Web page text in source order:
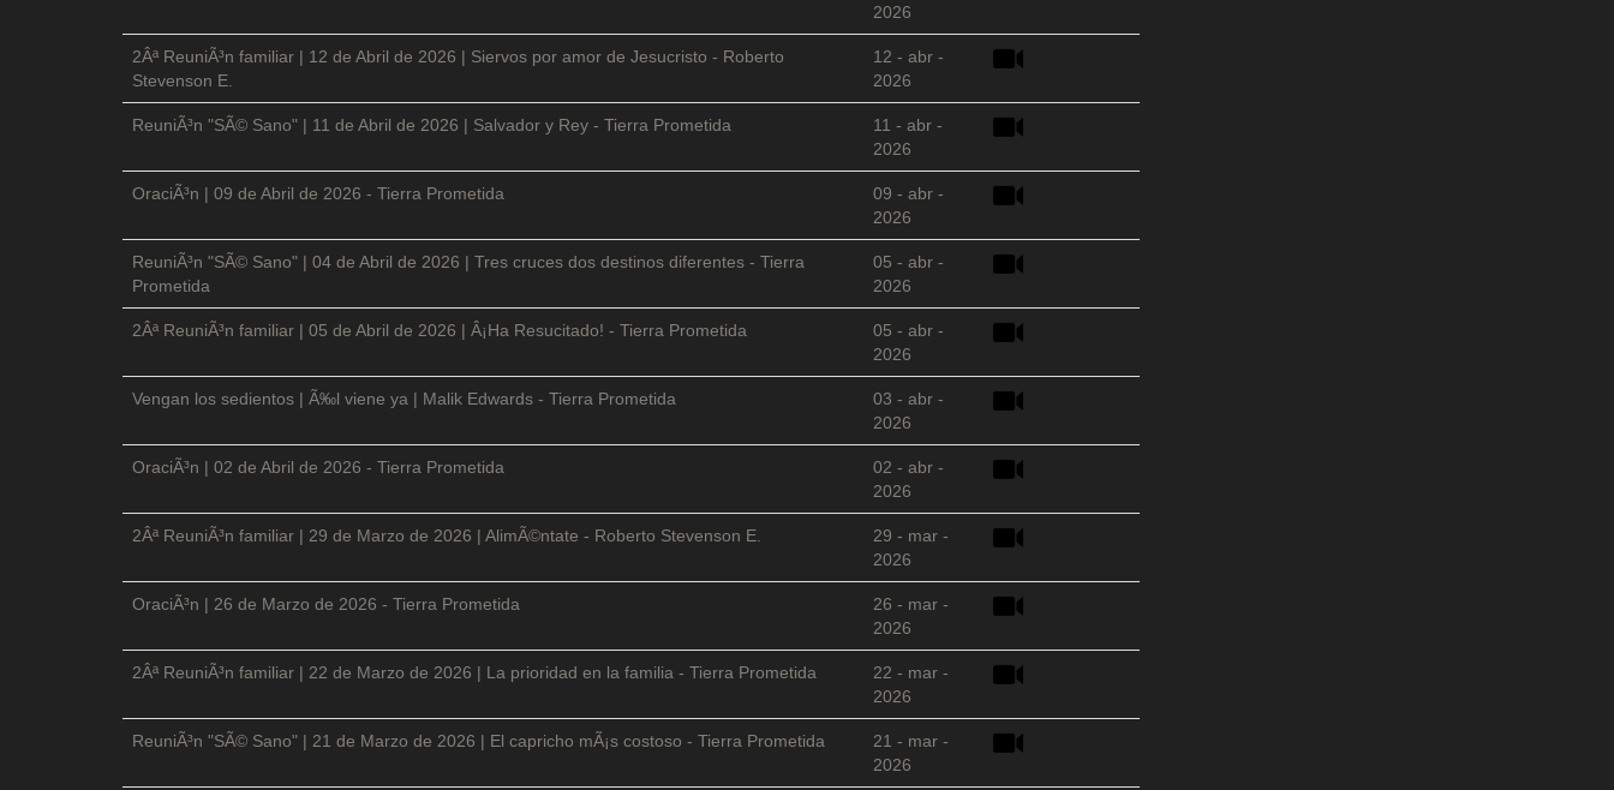
2026
2Âª ReuniÃ³n familiar | 12 de Abril de 2026 | Siervos por amor de Jesucristo - Roberto
Stevenson E.
12 - abr -
2026
ReuniÃ³n "SÃ© Sano" | 11 de Abril de 2026 | Salvador y Rey - Tierra Prometida
11 - abr -
2026
OraciÃ³n | 09 de Abril de 2026 - Tierra Prometida
09 - abr -
2026
ReuniÃ³n "SÃ© Sano" | 04 de Abril de 2026 | Tres cruces dos destinos diferentes - Tierra
Prometida
05 - abr -
2026
2Âª ReuniÃ³n familiar | 05 de Abril de 2026 | Â¡Ha Resucitado! - Tierra Prometida
05 - abr -
2026
Vengan los sedientos | Ã‰l viene ya | Malik Edwards - Tierra Prometida
03 - abr -
2026
OraciÃ³n | 02 de Abril de 2026 - Tierra Prometida
02 - abr -
2026
2Âª ReuniÃ³n familiar | 29 de Marzo de 2026 | AlimÃ©ntate - Roberto Stevenson E.
29 - mar -
2026
OraciÃ³n | 26 de Marzo de 2026 - Tierra Prometida
26 - mar -
2026
2Âª ReuniÃ³n familiar | 22 de Marzo de 2026 | La prioridad en la familia - Tierra Prometida
22 - mar -
2026
ReuniÃ³n "SÃ© Sano" | 21 de Marzo de 2026 | El capricho mÃ¡s costoso - Tierra Prometida
21 - mar -
2026